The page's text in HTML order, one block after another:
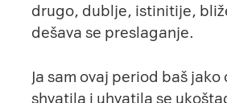
drugo, dublje, istinitije,
dešava se preslaganje.
Ja sam ovaj period baš
shvatila i uhvatila se